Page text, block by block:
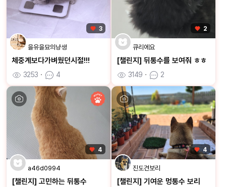
3
을유을묘의냥생
체중계보다가벼웠던시절!!!
3253 ㆍ 4
2
큐리에요
[챌린지] 뒤통수를 보여줘 ㅎㅎ
3149 ㆍ 2
4
a46d0994
[챌린지] 고민하는 뒤통수
4
진도견보리
[챌린지] 기여운 멍통수 보리